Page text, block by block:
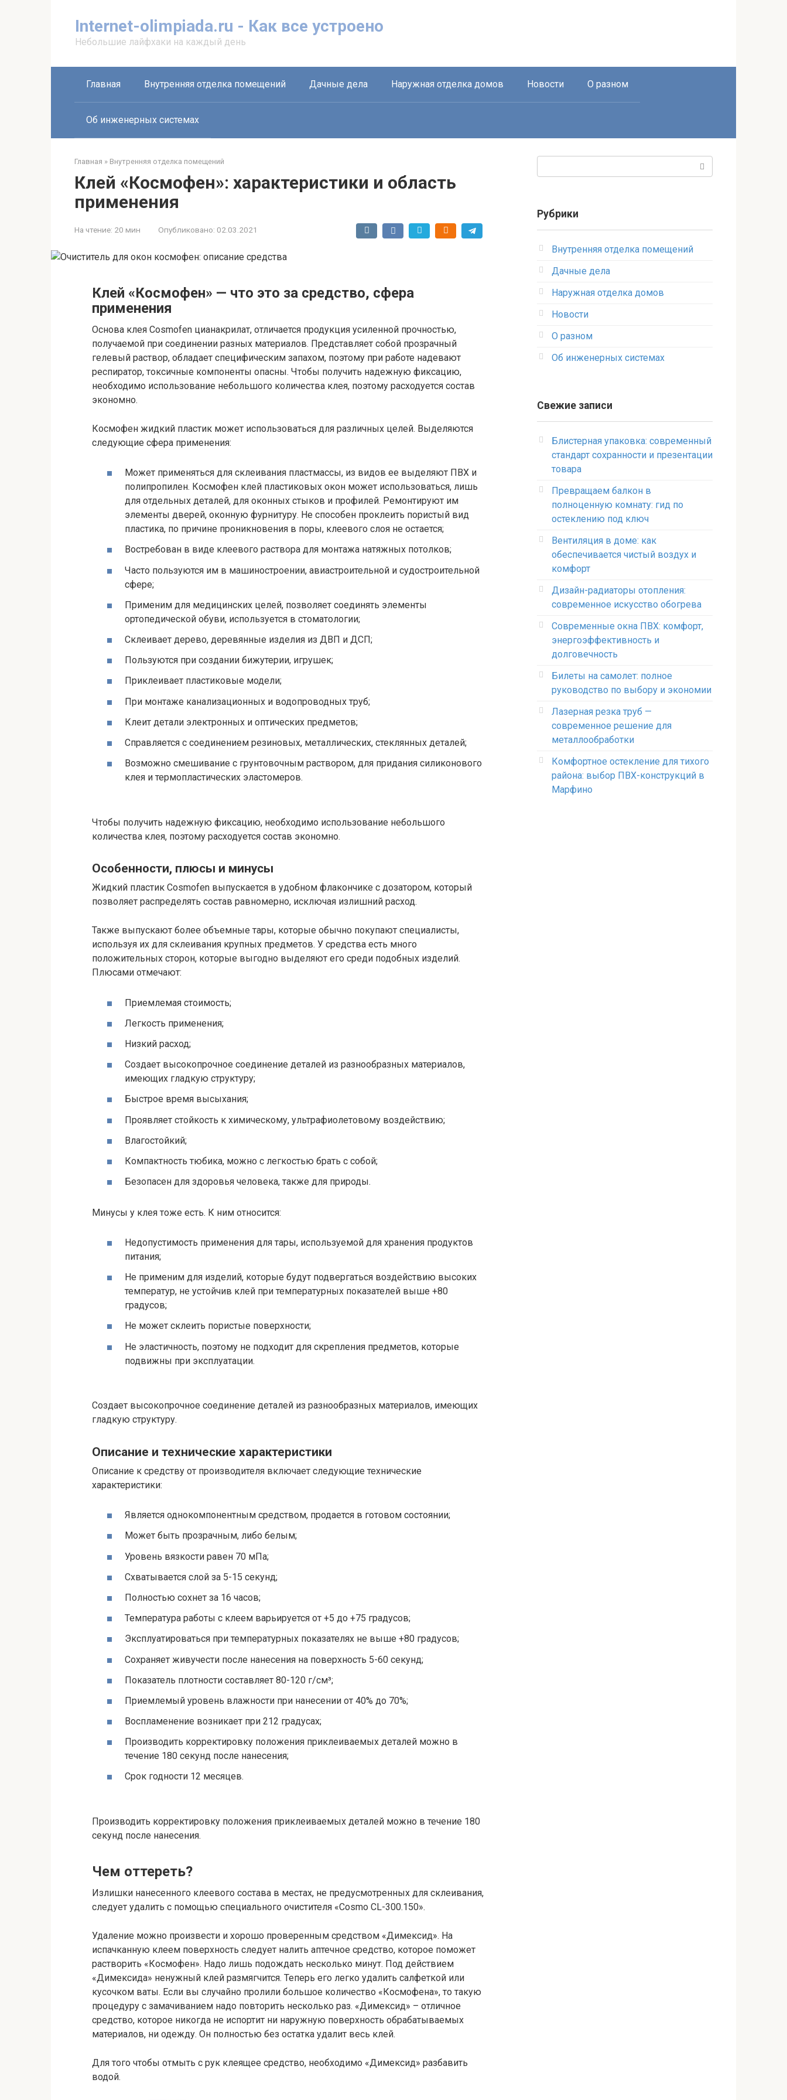
Internet-olimpiada.ru - Как все устроено
Небольшие лайфхаки на каждый день
Главная Внутренняя отделка помещений Дачные дела Наружная отделка домов Новости О разном
Об инженерных системах
Главная » Внутренняя отделка помещений
Клей «Космофен»: характеристики и область
применения
На чтение: 20 мин Опубликовано: 02.03.2021
Клей «Космофен» — что это за средство, сфера
применения
Основа клея Cosmofen цианакрилат, отличается продукция усиленной прочностью,
получаемой при соединении разных материалов. Представляет собой прозрачный
гелевый раствор, обладает специфическим запахом, поэтому при работе надевают
респиратор, токсичные компоненты опасны. Чтобы получить надежную фиксацию,
необходимо использование небольшого количества клея, поэтому расходуется состав
экономно.
Космофен жидкий пластик может использоваться для различных целей. Выделяются
следующие сфера применения:
Может применяться для склеивания пластмассы, из видов ее выделяют ПВХ и
полипропилен. Космофен клей пластиковых окон может использоваться, лишь
для отдельных деталей, для оконных стыков и профилей. Ремонтируют им
элементы дверей, оконную фурнитуру. Не способен проклеить пористый вид
пластика, по причине проникновения в поры, клеевого слоя не остается;
Востребован в виде клеевого раствора для монтажа натяжных потолков;
Часто пользуются им в машиностроении, авиастроительной и судостроительной
сфере;
Применим для медицинских целей, позволяет соединять элементы
ортопедической обуви, используется в стоматологии;
Склеивает дерево, деревянные изделия из ДВП и ДСП;
Пользуются при создании бижутерии, игрушек;
Приклеивает пластиковые модели;
При монтаже канализационных и водопроводных труб;
Клеит детали электронных и оптических предметов;
Справляется с соединением резиновых, металлических, стеклянных деталей;
Возможно смешивание с грунтовочным раствором, для придания силиконового
клея и термопластических эластомеров.
Чтобы получить надежную фиксацию, необходимо использование небольшого
количества клея, поэтому расходуется состав экономно.
Особенности, плюсы и минусы
Жидкий пластик Cosmofen выпускается в удобном флакончике с дозатором, который
позволяет распределять состав равномерно, исключая излишний расход.
Также выпускают более объемные тары, которые обычно покупают специалисты,
используя их для склеивания крупных предметов. У средства есть много
положительных сторон, которые выгодно выделяют его среди подобных изделий.
Плюсами отмечают:
Приемлемая стоимость;
Легкость применения;
Низкий расход;
Создает высокопрочное соединение деталей из разнообразных материалов,
имеющих гладкую структуру;
Быстрое время высыхания;
Проявляет стойкость к химическому, ультрафиолетовому воздействию;
Влагостойкий;
Компактность тюбика, можно с легкостью брать с собой;
Безопасен для здоровья человека, также для природы.
Минусы у клея тоже есть. К ним относится:
Недопустимость применения для тары, используемой для хранения продуктов
питания;
Не применим для изделий, которые будут подвергаться воздействию высоких
температур, не устойчив клей при температурных показателей выше +80
градусов;
Не может склеить пористые поверхности;
Не эластичность, поэтому не подходит для скрепления предметов, которые
подвижны при эксплуатации.
Создает высокопрочное соединение деталей из разнообразных материалов, имеющих
гладкую структуру.
Описание и технические характеристики
Описание к средству от производителя включает следующие технические
характеристики:
Является однокомпонентным средством, продается в готовом состоянии;
Может быть прозрачным, либо белым;
Уровень вязкости равен 70 мПа;
Схватывается слой за 5-15 секунд;
Полностью сохнет за 16 часов;
Температура работы с клеем варьируется от +5 до +75 градусов;
Эксплуатироваться при температурных показателях не выше +80 градусов;
Сохраняет живучести после нанесения на поверхность 5-60 секунд;
Показатель плотности составляет 80-120 г/см³;
Приемлемый уровень влажности при нанесении от 40% до 70%;
Воспламенение возникает при 212 градусах;
Производить корректировку положения приклеиваемых деталей можно в
течение 180 секунд после нанесения;
Срок годности 12 месяцев.
Производить корректировку положения приклеиваемых деталей можно в течение 180
секунд после нанесения.
Чем оттереть?
Излишки нанесенного клеевого состава в местах, не предусмотренных для склеивания,
следует удалить с помощью специального очистителя «Cosmo CL-300.150».
Удаление можно произвести и хорошо проверенным средством «Димексид». На
испачканную клеем поверхность следует налить аптечное средство, которое поможет
растворить «Космофен». Надо лишь подождать несколько минут. Под действием
«Димексида» ненужный клей размягчится. Теперь его легко удалить салфеткой или
кусочком ваты. Если вы случайно пролили большое количество «Космофена», то такую
процедуру с замачиванием надо повторить несколько раз. «Димексид» – отличное
средство, которое никогда не испортит ни наружную поверхность обрабатываемых
материалов, ни одежду. Он полностью без остатка удалит весь клей.
Для того чтобы отмыть с рук клеящее средство, необходимо «Димексид» разбавить
водой.
Рубрики
Внутренняя отделка помещений
Дачные дела
Наружная отделка домов
Новости
О разном
Об инженерных системах
Свежие записи
Блистерная упаковка: современный
стандарт сохранности и презентации
товара
Превращаем балкон в
полноценную комнату: гид по
остеклению под ключ
Вентиляция в доме: как
обеспечивается чистый воздух и
комфорт
Дизайн-радиаторы отопления:
современное искусство обогрева
Современные окна ПВХ: комфорт,
энергоэффективность и
долговечность
Билеты на самолет: полное
руководство по выбору и экономии
Лазерная резка труб —
современное решение для
металлообработки
Комфортное остекление для тихого
района: выбор ПВХ-конструкций в
Марфино